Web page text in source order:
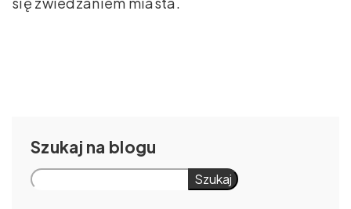
Szukaj
Szukaj